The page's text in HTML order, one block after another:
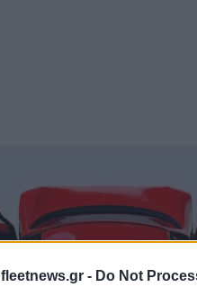
fleetnews.gr - Do Not